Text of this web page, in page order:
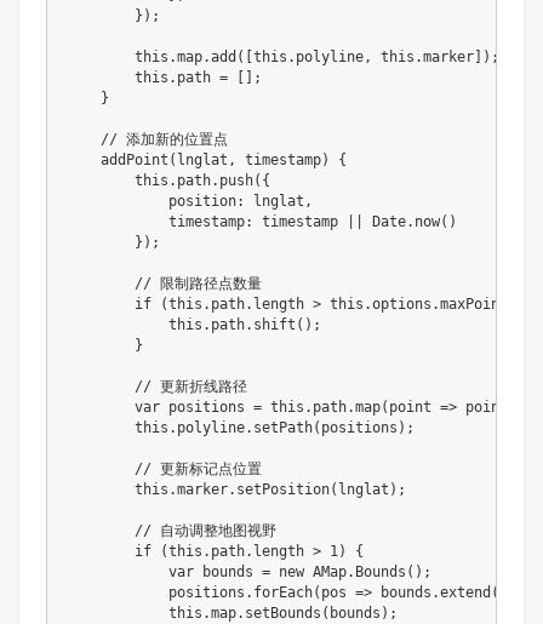
} ) ;
this .map.add ( this . polyline, this .marker ) ;
this . path =
;
}
// 添加新的位置点
addPoint ( lnglat , timestamp)
{
this . path. push( {
            position
: lnglat ,
            timestamp
: timestamp Date. now( )
} ) ;
// 限制路径点数量
if
(this . path. length > this .options .maxPoints
this . path. shift ( ) ;
}
// 更新折线路径
var positions = this . path.map( point => point
this . polyline. setPath( positions ) ;
// 更新标记点位置
this .marker. setPosition( lnglat ) ;
// 自动调整地图视野
if
(this . path. length > 1)
{
var bounds = new AMap. Bounds ( ) ;
            positions
. forEach( pos => bounds .extend (
this .map. setBounds ( bounds ) ;